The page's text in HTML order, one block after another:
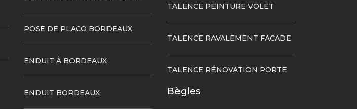
POSE DE PLACO BORDEAUX
ENDUIT À BORDEAUX
ENDUIT BORDEAUX
TALENCE PEINTURE VOLET
TALENCE RAVALEMENT FACADE
TALENCE RÉNOVATION PORTE
Bègles